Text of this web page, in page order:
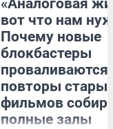
«Аналоговая
вот что нам
Почему новые
блокбастеры
повторы
фильмов
полные залы